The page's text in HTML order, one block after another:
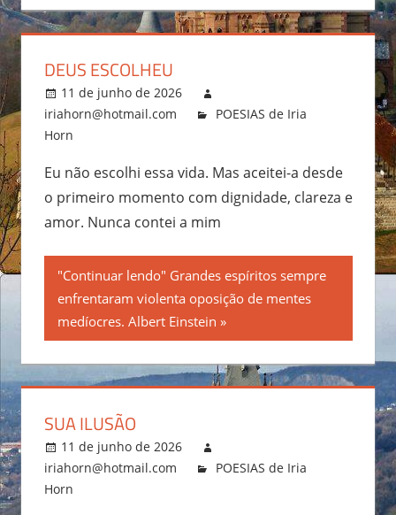
DEUS ESCOLHEU
11 de junho de 2026
iriahorn@hotmail.com
POESIAS de Iria
Horn
Eu não escolhi essa vida. Mas aceitei-a desde
o primeiro momento com dignidade, clareza e
amor. Nunca contei a mim
"Continuar lendo" Grandes espíritos sempre
enfrentaram violenta oposição de mentes
medíocres. Albert Einstein
SUA ILUSÃO
11 de junho de 2026
iriahorn@hotmail.com
POESIAS de Iria
Horn